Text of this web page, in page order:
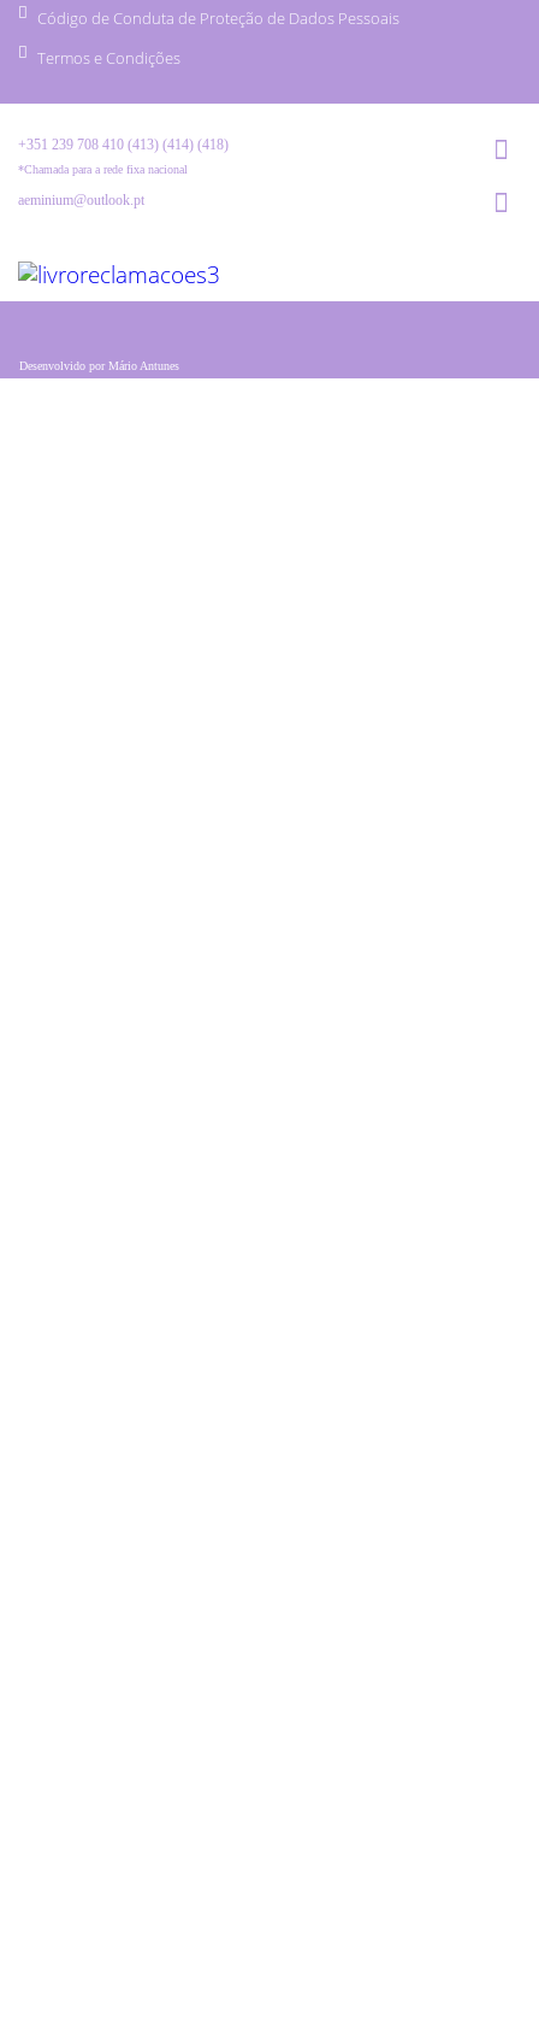
Código de Conduta de Proteção de Dados Pessoais
Termos e Condições
+351 239 708 410 (413) (414) (418)
*Chamada para a rede fixa nacional
aeminium@outlook.pt
Desenvolvido porMário Antunes